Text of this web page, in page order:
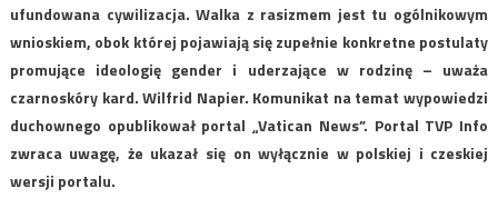
ufundowana cywilizacja. Walka z rasizmem jest tu ogólnikowym
wnioskiem, obok której pojawiają się zupełnie konkretne postulaty
promujące ideologię gender i uderzające w rodzinę – uważa
czarnoskóry kard. Wilfrid Napier. Komunikat na temat wypowiedzi
duchownego opublikował portal „Vatican News”. Portal TVP Info
zwraca uwagę, że ukazał się on wyłącznie w polskiej i czeskiej
wersji portalu.